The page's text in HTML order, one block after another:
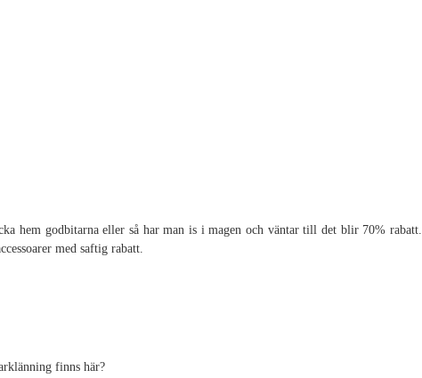
hem godbitarna eller så har man is i magen och väntar till det blir 70% rabatt.
med saftig rabatt.
finns här?